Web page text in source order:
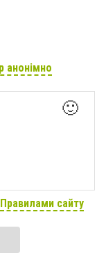
анонімно
🙂
Правилами сайту